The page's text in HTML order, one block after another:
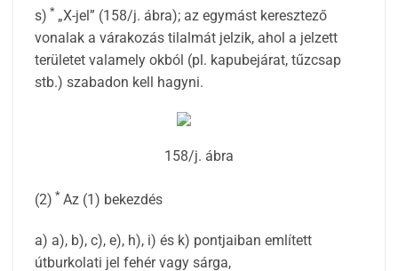
s) * „X-jel” (158/j. ábra); az egymást keresztező
vonalak a várakozás tilalmát jelzik, ahol a jelzett
területet valamely okból (pl. kapubejárat, tűzcsap
stb.) szabadon kell hagyni.
158/j. ábra
(2) * Az (1) bekezdés
a) a), b), c), e), h), i) és k) pontjaiban említett
útburkolati jel fehér vagy sárga,